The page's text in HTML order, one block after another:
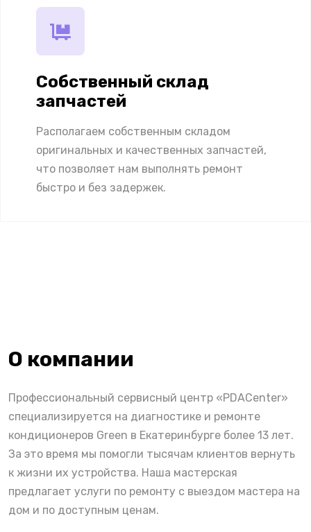
Собственный склад
запчастей
Располагаем собственным складом
оригинальных и качественных запчастей,
что позволяет нам выполнять ремонт
быстро и без задержек.
О компании
Профессиональный сервисный центр «PDACenter»
специализируется на диагностике и ремонте
кондиционеров Green в Екатеринбурге более 13 лет.
За это время мы помогли тысячам клиентов вернуть
к жизни их устройства. Наша мастерская
предлагает услуги по ремонту с выездом мастера на
дом и по доступным ценам.